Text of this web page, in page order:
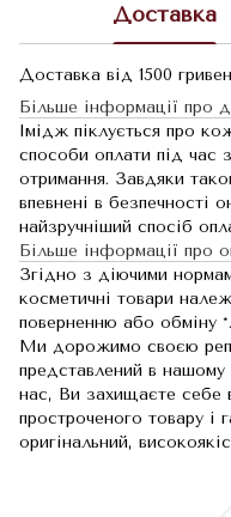
Доставка
Доставка від 1500
Більше інформації про
Імідж піклується про
способи оплати під час
отримання. Завдяки
впевнені в безпечності
найзручніший спосіб
Більше інформації про
Згідно з діючими
косметичні товари
поверненню або обміну *.
Ми дорожимо своєю
представлений в нашому
нас, Ви захищаєте себе
простроченого товару і
оригінальний,